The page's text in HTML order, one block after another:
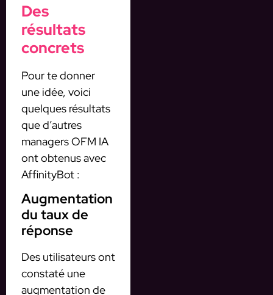
Des
résultats
concrets
Pour te donner
une idée, voici
quelques résultats
que d’autres
managers OFM IA
ont obtenus avec
AffinityBot :
Augmentation
du taux de
réponse
Des utilisateurs ont
constaté une
augmentation de